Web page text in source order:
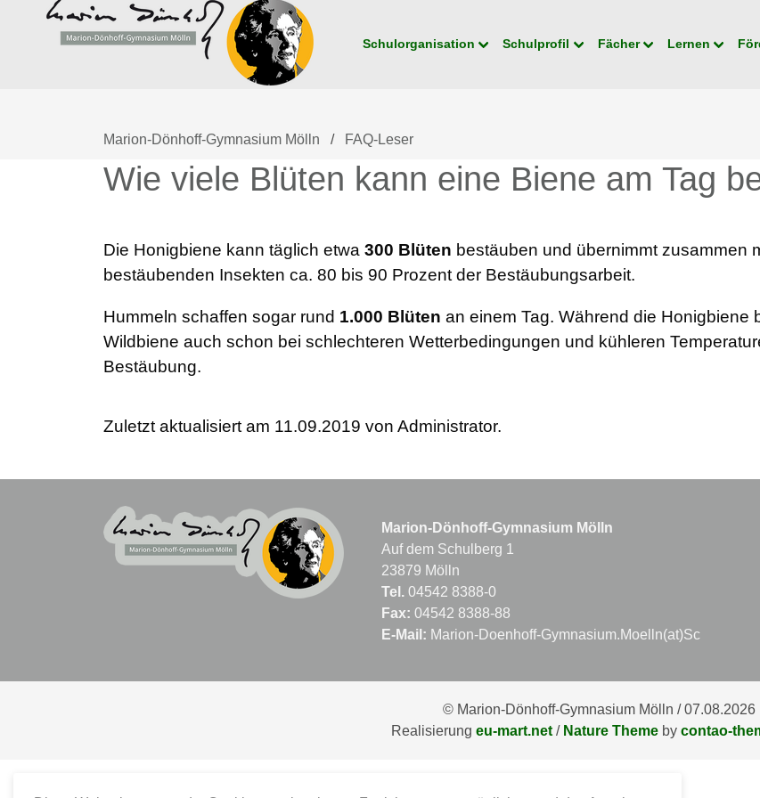
Navigation
überspringen
Schulorganisation Schulprofil Fächer Lernen
Marion-Dönhoff-Gymnasium Mölln FAQ-Leser
Wie viele Blüten kann eine Biene am Tag
Die Honigbiene kann täglich etwa 300 Blüten bestäuben und übernimmt zusammen
bestäubenden Insekten ca. 80 bis 90 Prozent der Bestäubungsarbeit.
Hummeln schaffen sogar rund 1.000 Blüten an einem Tag. Während die Honigbiene
Wildbiene auch schon bei schlechteren Wetterbedingungen und kühleren
Bestäubung.
Zuletzt aktualisiert am 11.09.2019 von Administrator.
Marion-Dönhoff-Gymnasium Mölln
Auf dem Schulberg 1
23879 Mölln
Tel. 04542 8388-0
Fax: 04542 8388-88
E-Mail: Marion-Doenhoff-
© Marion-Dönhoff-Gymnasium Mölln / 07.08.2026
Realisierung eu-mart.net/ Nature Themeby contao-